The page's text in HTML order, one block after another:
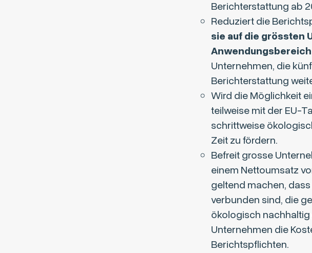
Berichterstattung ab
Reduziert die
sie auf die grössten
Anwendungsbereich
Unternehmen, die
Berichterstattung
Wird die Möglichkeit
teilweise mit der EU-
schrittweise
Zeit zu fördern.
Befreit grosse
einem Nettoumsatz
geltend machen,
verbunden sind, die
ökologisch
Unternehmen die
Berichtspflichten.